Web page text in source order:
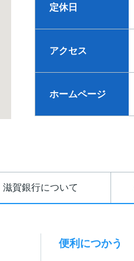
定休日
アクセス
ホームページ
滋賀銀行について
便利につかう